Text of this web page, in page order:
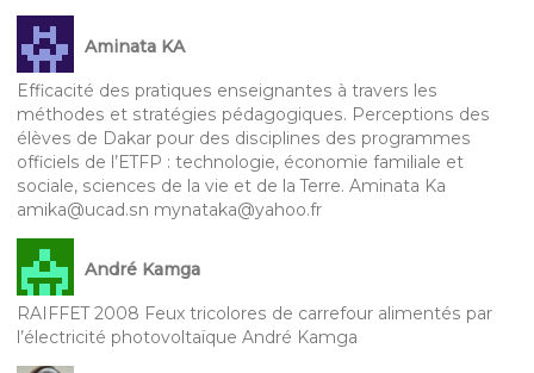
Aminata KA
Efficacité des pratiques enseignantes à travers les
méthodes et stratégies pédagogiques. Perceptions des
élèves de Dakar pour des disciplines des programmes
officiels de l’ETFP : technologie, économie familiale et
sociale, sciences de la vie et de la Terre. Aminata Ka
amika@ucad.sn mynataka@yahoo.fr
André Kamga
RAIFFET 2008 Feux tricolores de carrefour alimentés par
l’électricité photovoltaïque André Kamga